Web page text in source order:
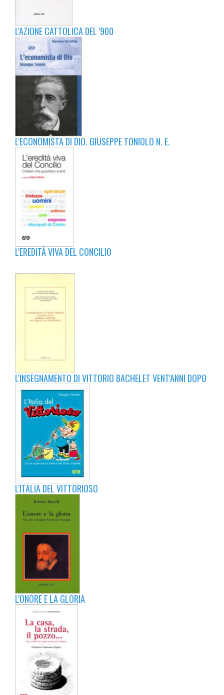
L'AZIONE CATTOLICA DEL '900
L'ECONOMISTA DI DIO. GIUSEPPE TONIOLO N. E.
L'EREDITÀ VIVA DEL CONCILIO
L'INSEGNAMENTO DI VITTORIO BACHELET VENT'ANNI DOPO
L'ITALIA DEL VITTORIOSO
L'ONORE E LA GLORIA